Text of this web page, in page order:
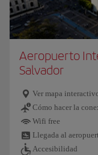
Aeropuerto
Salvador
Ver mapa
Cómo hacer la
Wifi free
Llegada al
Accesibilidad